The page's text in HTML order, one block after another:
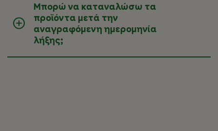
Μπορώ να καταναλώσω τα
προϊόντα μετά την
αναγραφόμενη ημερομηνία
λήξης;